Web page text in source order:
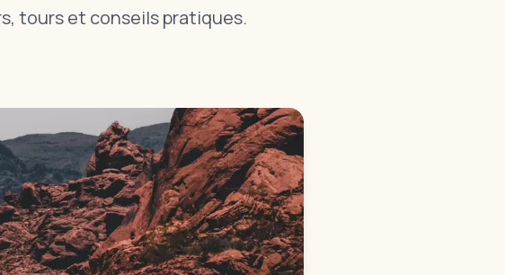
tours et conseils pratiques.